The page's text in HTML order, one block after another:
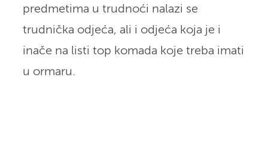
predmetima u trudnoći nalazi se
trudnička odjeća, ali i odjeća koja je i
inače na listi top komada koje treba imati
u ormaru.